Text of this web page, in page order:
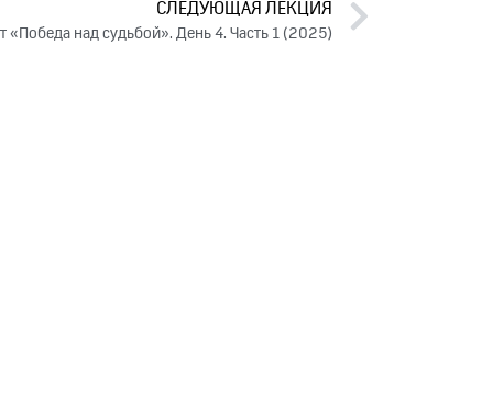
СЛЕДУЮЩАЯ ЛЕКЦИЯ
«Победа над судьбой». День 4. Часть 1 (2025)